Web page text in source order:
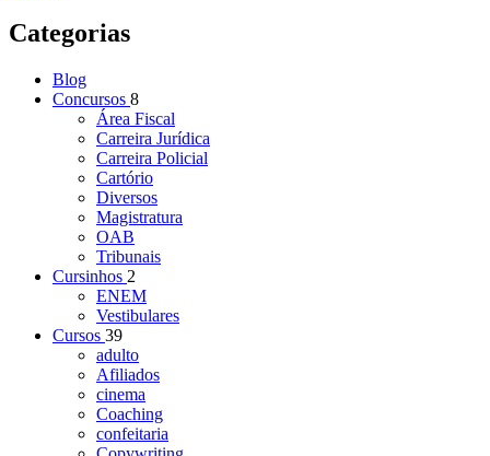
Categorias
Blog
Concursos 8
Área Fiscal
Carreira Jurídica
Carreira Policial
Cartório
Diversos
Magistratura
OAB
Tribunais
Cursinhos 2
ENEM
Vestibulares
Cursos 39
adulto
Afiliados
cinema
Coaching
confeitaria